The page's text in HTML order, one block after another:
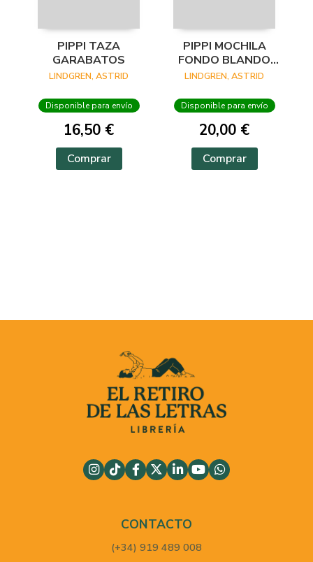
PIPPI TAZA
GARABATOS
LINDGREN, ASTRID
Disponible para envío
16,50 €
Comprar
PIPPI MOCHILA
FONDO BLANDO
CON TOPOS
LINDGREN, ASTRID
Disponible para envío
20,00 €
Comprar
CONTACTO
(+34) 919 489 008